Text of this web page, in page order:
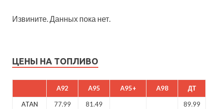
Извините. Данных пока нет.
ЦЕНЫ НА ТОПЛИВО
A92 A95 A95+ A98 ДТ
ATAN 77.99 81.49
89.99